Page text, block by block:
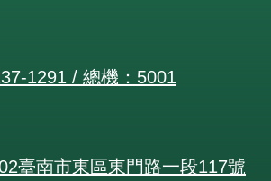
1291 / 總機：5001
臺南市東區東門路一段117號